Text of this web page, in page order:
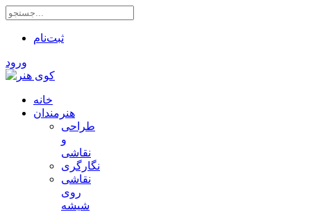
ثبت‌نام
ورود
خانه
هنرمندان
طراحی
و
نقاشی
نگارگری
نقاشی
روی
شیشه